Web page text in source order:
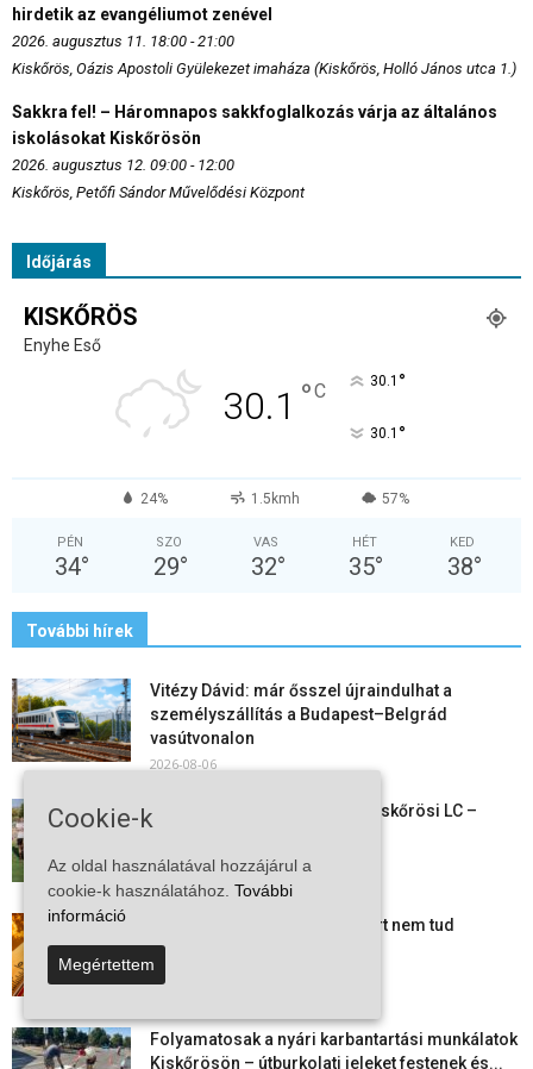
hirdetik az evangéliumot zenével
2026. augusztus 11. 18:00 - 21:00
Kiskőrös, Oázis Apostoli Gyülekezet imaháza (Kiskőrös, Holló János utca 1.)
Sakkra fel! – Háromnapos sakkfoglalkozás várja az általános
iskolásokat Kiskőrösön
2026. augusztus 12. 09:00 - 12:00
Kiskőrös, Petőfi Sándor Művelődési Központ
Időjárás
KISKŐRÖS
Enyhe Eső
30.1 °C 30.1 °
30.1 °
24% 1.5kmh 57%
PÉN
34°
SZO
29°
VAS
32°
HÉT
35°
KED
38°
További hírek
Vitézy Dávid: már ősszel újraindulhat a
személyszállítás a Budapest–Belgrád
vasútvonalon
2026-08-06
Megkezdte a felkészülést a Kiskőrösi LC –
2026-08-06
Mi történik Európa felett? Ezért nem tud
szabadulni a kontinens a...
2026-08-05
Folyamatosak a nyári karbantartási munkálatok
Kiskőrösön – útburkolati jeleket festenek és...
Cookie-k
Az oldal használatával hozzájárul a
cookie-k használatához. További
információ
Megértettem